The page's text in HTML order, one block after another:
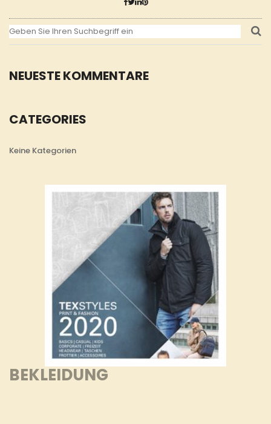
NEUESTE KOMMENTARE
CATEGORIES
Keine Kategorien
BEKLEIDUNG